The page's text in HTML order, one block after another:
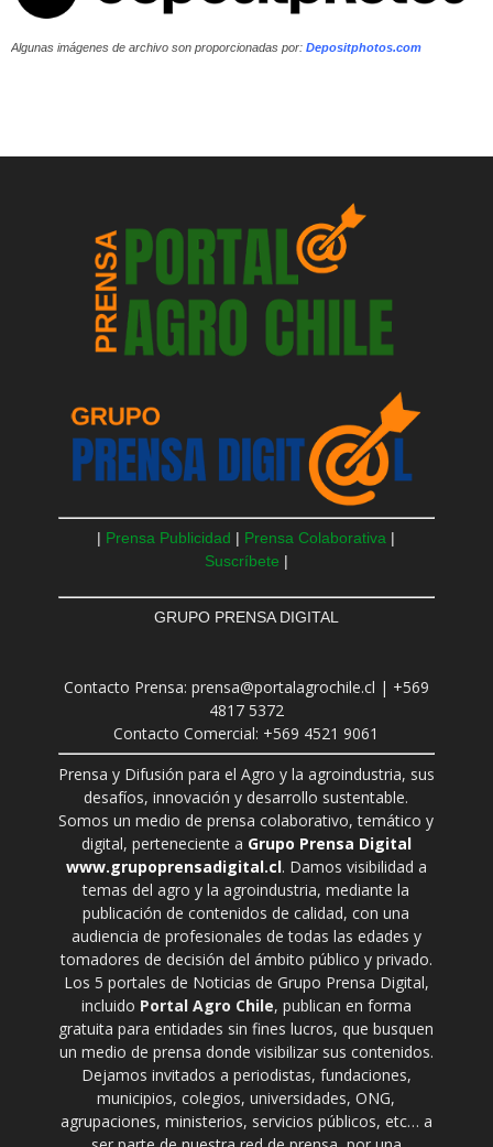
Algunas imágenes de archivo son proporcionadas por: Depositphotos.com
| Prensa Publicidad | Prensa Colaborativa |
Suscríbete |
GRUPO PRENSA DIGITAL
Contacto Prensa: prensa@portalagrochile.cl | +569
4817 5372
Contacto Comercial: +569 4521 9061
Prensa y Difusión para el Agro y la agroindustria, sus
desafíos, innovación y desarrollo sustentable.
Somos un medio de prensa colaborativo, temático y
digital, perteneciente a Grupo Prensa Digital
www.grupoprensadigital.cl. Damos visibilidad a
temas del agro y la agroindustria, mediante la
publicación de contenidos de calidad, con una
audiencia de profesionales de todas las edades y
tomadores de decisión del ámbito público y privado.
Los 5 portales de Noticias de Grupo Prensa Digital,
incluido Portal Agro Chile, publican en forma
gratuita para entidades sin fines lucros, que busquen
un medio de prensa donde visibilizar sus contenidos.
Dejamos invitados a periodistas, fundaciones,
municipios, colegios, universidades, ONG,
agrupaciones, ministerios, servicios públicos, etc… a